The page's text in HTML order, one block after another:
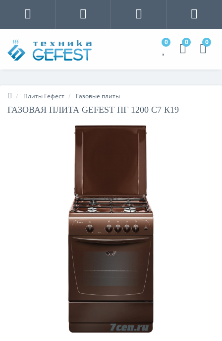
0 0 0
Плиты Гефест Газовые плиты
ГАЗОВАЯ ПЛИТА GEFEST ПГ 1200 С7 К19